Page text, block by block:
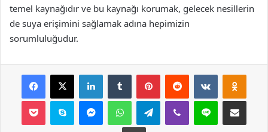
temel kaynağıdır ve bu kaynağı korumak, gelecek nesillerin
de suya erişimini sağlamak adına hepimizin
sorumluluğudur.
Facebook
X LinkedInTumblr PinterestReddit VKontakte
Pocket Skype MessengerWhatsAppTelegramViber Line E-Posta ile
Yazdır